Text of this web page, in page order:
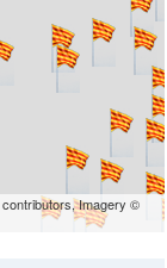
contributors, Imagery ©